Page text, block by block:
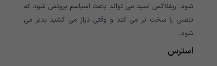
شود. ریفلاکس اسید می تواند باعث اسپاسم برونش شود که
تنفس را سخت تر می کند و وقتی دراز می کشید بدتر می
شود.
استرس